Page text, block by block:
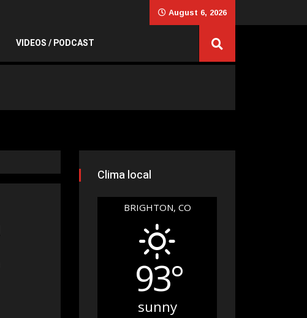
August 6, 2026
VIDEOS / PODCAST
Clima local
BRIGHTON, CO
93°
sunny